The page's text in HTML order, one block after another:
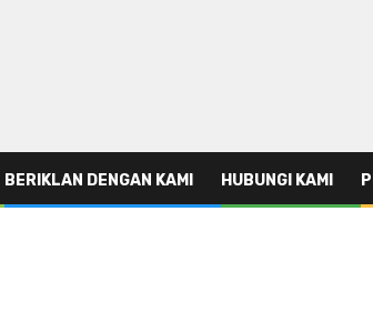
BERIKLAN DENGAN KAMI HUBUNGI KAMI